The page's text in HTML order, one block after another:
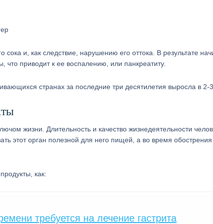
и, как следствие, нарушению его оттока. В результате
приводит к ее воспалению, или панкреатиту.
странах за последние три десятилетия выросла в 2-3
жизни. Длительность и качество жизнедеятельности
этот орган полезной для него пищей, а во время
как:
требуется на лечение гастрита